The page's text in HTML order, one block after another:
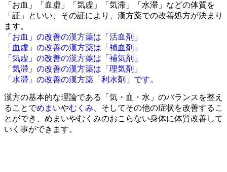
「お血」「血虚」「気虚」「気滞」「水滞」などの体質を
「証」といい、その証により、漢方薬での改善処方が決まり
ます。
「お血」の改善の漢方薬は「活血剤」
「血虚」の改善の漢方薬は「補血剤」
「気虚」の改善の漢方薬は「補気剤」
「気滞」の改善の漢方薬は「理気剤」
「水滞」の改善の漢方薬「利水剤」です。
漢方の基本的な理論である「気・血・水」のバランスを整え
ることでめまいやむくみ 、そしてその他の症状を改善するこ
とができ、めまいやむくみのおこらない身体に体質改善して
いく事ができます。